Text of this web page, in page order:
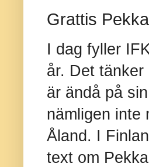
Grattis
I dag fyller
år. Det
är ändå på
nämligen inte
Åland. I
text om